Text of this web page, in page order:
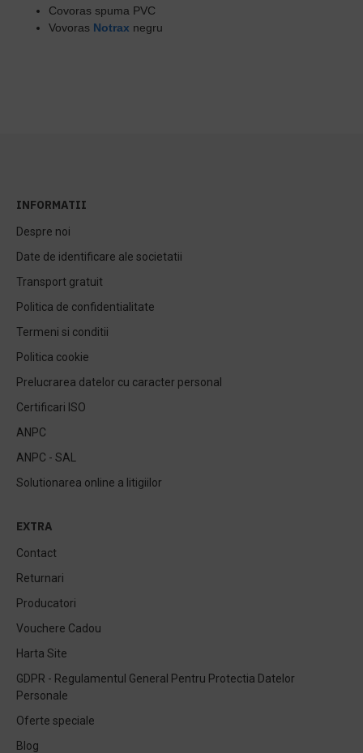
Covoras spuma PVC
Vovoras Notrax negru
INFORMATII
Despre noi
Date de identificare ale societatii
Transport gratuit
Politica de confidentialitate
Termeni si conditii
Politica cookie
Prelucrarea datelor cu caracter personal
Certificari ISO
ANPC
ANPC - SAL
Solutionarea online a litigiilor
EXTRA
Contact
Returnari
Producatori
Vouchere Cadou
Harta Site
GDPR - Regulamentul General Pentru Protectia Datelor
Personale
Oferte speciale
Blog